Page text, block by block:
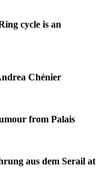
cycle is an
Chénier
from Palais
aus dem Serail at